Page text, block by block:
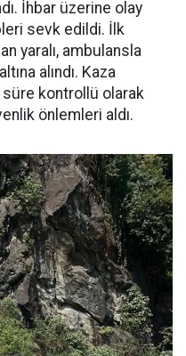
İhbar üzerine olay
sevk edildi. İlk
yaralı, ambulansla
alındı. Kaza
kontrollü olarak
önlemleri aldı.